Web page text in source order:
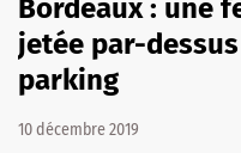
Bordeaux : une
jetée par-
parking
10 décembre 2019